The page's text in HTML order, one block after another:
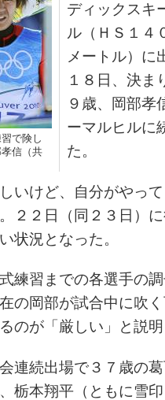
で険し
信（共
ディックスキ
ル（ＨＳ１４
メートル）に
１８日、決ま
９歳、岡部孝
ーマルヒルに
た。
いけど、自分がやっ
２２日（同２３日）
状況となった。
練習までの各選手の
の岡部が試合中に吹
のが「厳しい」と説
連続出場で３７歳の
栃本翔平（ともに雪